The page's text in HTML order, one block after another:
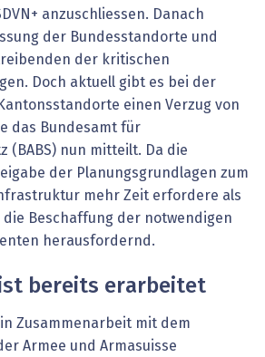
anzuschliessen. Danach
der Bundesstandorte und
der kritischen
Doch aktuell gibt es bei der
einen Verzug von
das Bundesamt für
(BABS) nun mitteilt. Da die
der Planungsgrundlagen zum
mehr Zeit erfordere als
die Beschaffung der notwendigen
herausfordernd.
ist bereits erarbeitet
in Zusammenarbeit mit dem
Armee und Armasuisse